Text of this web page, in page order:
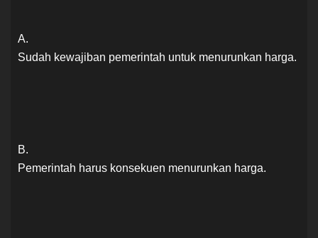
A.
Sudah kewajiban pemerintah untuk menurunkan harga.
B.
Pemerintah harus konsekuen menurunkan harga.